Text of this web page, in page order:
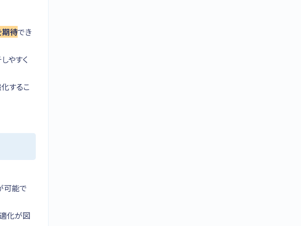
期待でき
やすく
するこ
可能で
化が図